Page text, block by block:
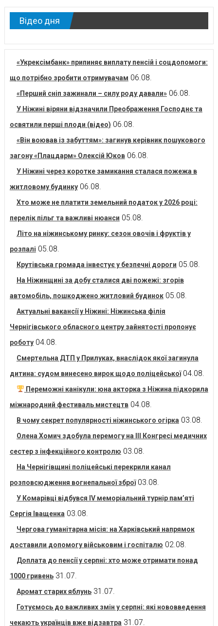
Відео дня
«Укрексімбанк» припиняє виплату пенсій і соцдопомоги:
що потрібно зробити отримувачам 06.08.
«Перший сніп зажинали – силу роду давали» 06.08.
У Ніжині віряни відзначили Преображення Господнє та
освятили перші плоди (відео) 06.08.
«Він воював із забуттям»: загинув керівник пошукового
загону «Плацдарм» Олексій Юков 06.08.
У Ніжині через коротке замикання сталася пожежа в
житловому будинку 06.08.
Хто може не платити земельний податок у 2026 році:
перелік пільг та важливі нюанси 05.08.
Літо на ніжинському ринку: сезон овочів і фруктів у
розпалі 05.08.
Крутівська громада інвестує у безпечні дороги 05.08.
На Ніжинщині за добу сталися дві пожежі: згорів
автомобіль, пошкоджено житловий будинок 05.08.
Актуальні вакансії у Ніжині: Ніжинська філія
Чернігівського обласного центру зайнятості пропонує
роботу 04.08.
Смертельна ДТП у Прилуках, внаслідок якої загинула
дитина: судом винесено вирок щодо поліцейської 04.08.
Переможні канікули: юна акторка з Ніжина підкорила
міжнародний фестиваль мистецтв 04.08.
В чому секрет популярності ніжинського огірка 03.08.
Олена Хомич здобула перемогу на ІІІ Конгресі медичних
сестер з інфекційного контролю 03.08.
На Чернігівщині поліцейські перекрили канал
розповсюдження вогнепальної зброї 03.08.
У Комарівці відбувся IV меморіальний турнір пам’яті
Сергія Іващенка 03.08.
Чергова гуманітарна місія: на Харківський напрямок
доставили допомогу військовим і госпіталю 02.08.
Доплата до пенсії у серпні: хто може отримати понад
1000 гривень 31.07.
Аромат старих яблунь 31.07.
Готуємось до важливих змін у серпні: які нововведення
чекають українців вже відзавтра 31.07.